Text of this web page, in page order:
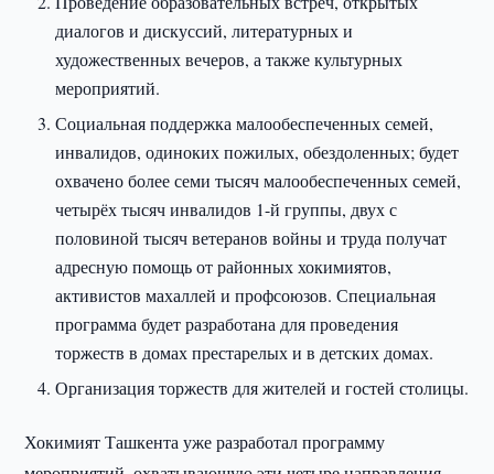
диалогов и дискуссий, литературных и
художественных вечеров, а также культурных
мероприятий.
Социальная поддержка малообеспеченных семей,
инвалидов, одиноких пожилых, обездоленных; будет
охвачено более семи тысяч малообеспеченных семей,
четырёх тысяч инвалидов 1-й группы, двух с
половиной тысяч ветеранов войны и труда получат
адресную помощь от районных хокимиятов,
активистов махаллей и профсоюзов. Специальная
программа будет разработана для проведения
торжеств в домах престарелых и в детских домах.
Организация торжеств для жителей и гостей столицы.
Хокимият Ташкента уже разработал программу